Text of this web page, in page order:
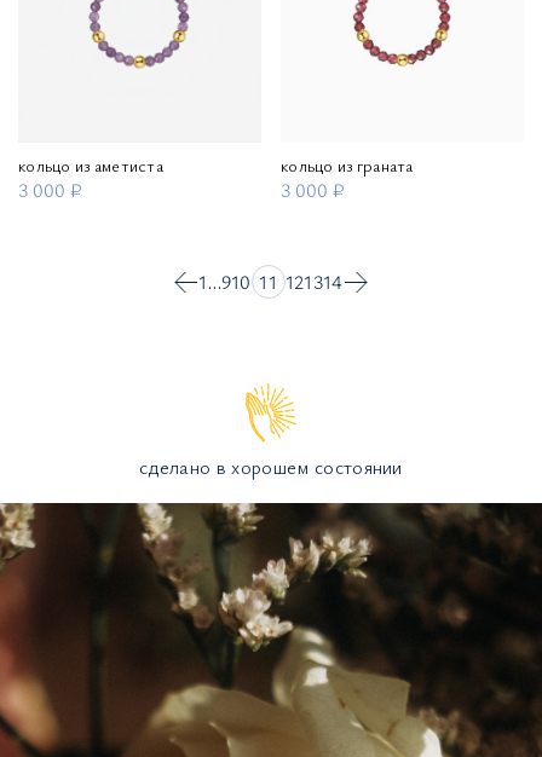
кольцо из аметиста
3 000 ₽
кольцо из граната
3 000 ₽
1…910 11 121314
сделано в хорошем состоянии